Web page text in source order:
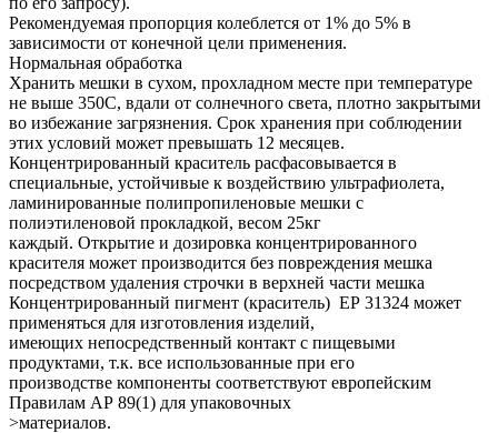
Рекомендуемая пропорция колеблется от 1% до 5% в
зависимости от конечной цели применения.
Нормальная обработка
Хранить мешки в сухом, прохладном месте при температуре
не выше 350С, вдали от солнечного света, плотно закрытыми
во избежание загрязнения. Срок хранения при соблюдении
этих условий может превышать 12 месяцев.
Концентрированный краситель расфасовывается в
специальные, устойчивые к воздействию ультрафиолета,
ламинированные полипропиленовые мешки с
полиэтиленовой прокладкой, весом 25кг
каждый. Открытие и дозировка концентрированного
красителя может производится без повреждения мешка
посредством удаления строчки в верхней части мешка
Концентрированный пигмент (краситель) ЕР 31324 может
применяться для изготовления изделий,
имеющих непосредственный контакт с пищевыми
продуктами, т.к. все использованные при его
производстве компоненты соответствуют европейским
Правилам АР 89(1) для упаковочных
>материалов.